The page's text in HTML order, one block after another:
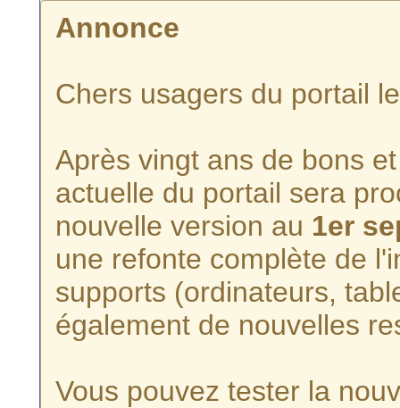
Annonce
Chers usagers du portail
Après vingt ans de bons
actuelle du portail sera
nouvelle version au 1er
une refonte complète de
supports (ordinateurs,
également de nouvelles
Vous pouvez tester la